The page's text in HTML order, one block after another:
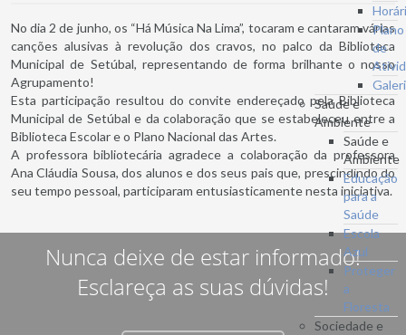
Plano
de
Saúde e
Ambiente
Saúde e
Ambiente
Educação
para a
Saúde
Escola
Azul
Proteger
a
Floresta
Sociedade e
No dia 2 de junho, os “Há Música Na Lima”, tocaram e cantaram várias
canções alusivas à revolução dos cravos, no palco da Biblioteca
Municipal de Setúbal, representando de forma brilhante o nosso
Agrupamento!
Esta participação resultou do convite endereçado pela Biblioteca
Municipal de Setúbal e da colaboração que se estabeleceu entre a
Biblioteca Escolar e o Plano Nacional das Artes.
A professora bibliotecária agradece a colaboração da professora
Ana Cláudia Sousa, dos alunos e dos seus pais que, prescindindo do
seu tempo pessoal, participaram entusiasticamente nesta iniciativa.
Nunca deixe de estar informado!
Esclareça as suas dúvidas!